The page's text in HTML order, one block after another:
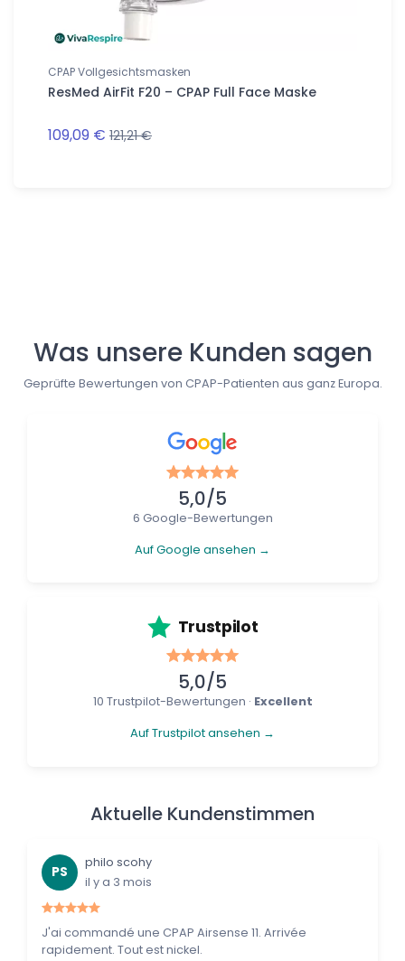
CPAP Vollgesichtsmasken
ResMed AirFit F20 – CPAP Full Face Maske
109,09 € 121,21 €
Was unsere Kunden sagen
Geprüfte Bewertungen von CPAP-Patienten aus ganz Europa.
5,0/5
6 Google-Bewertungen
Auf Google ansehen →
Trustpilot
5,0/5
10 Trustpilot-Bewertungen · Excellent
Auf Trustpilot ansehen →
Aktuelle Kundenstimmen
PS
philo scohy
il y a 3 mois
J'ai commandé une CPAP Airsense 11. Arrivée
rapidement. Tout est nickel.